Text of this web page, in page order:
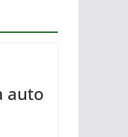
auto